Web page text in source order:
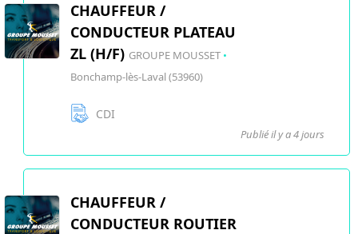
CHAUFFEUR /
CONDUCTEUR PLATEAU
ZL (H/F) GROUPE MOUSSET •
Bonchamp-lès-Laval (53960)
CDI
Publié il y a 4 jours
CHAUFFEUR /
CONDUCTEUR ROUTIER